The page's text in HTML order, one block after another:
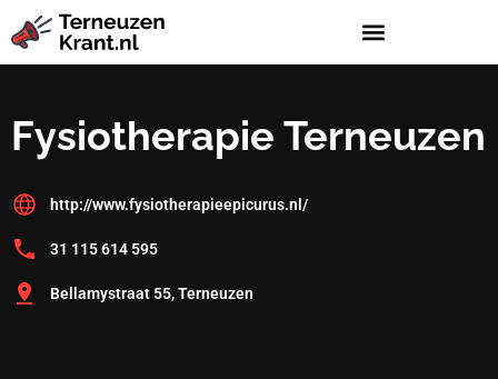
Fysiotherapie Terneuzen
http://www.fysiotherapieepicurus.nl/
31 115 614 595
Bellamystraat 55, Terneuzen